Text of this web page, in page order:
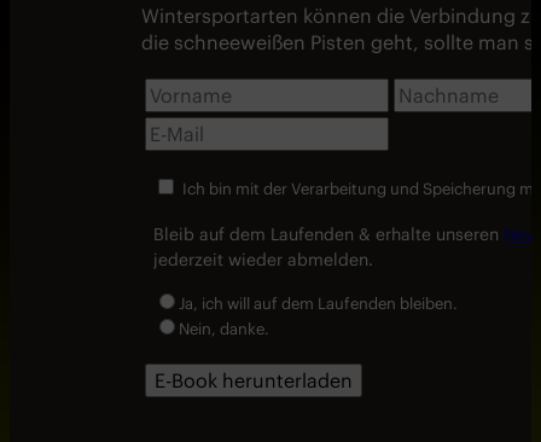
Wintersportarten können die Verbindung
die schneeweißen Pisten geht, sollte man
Ich bin mit der Verarbeitung und Speicherung
Bleib auf dem Laufenden & erhalte unseren
jederzeit wieder abmelden.
Ja, ich will auf dem Laufenden bleiben.
Nein, danke.
E-Book herunterladen